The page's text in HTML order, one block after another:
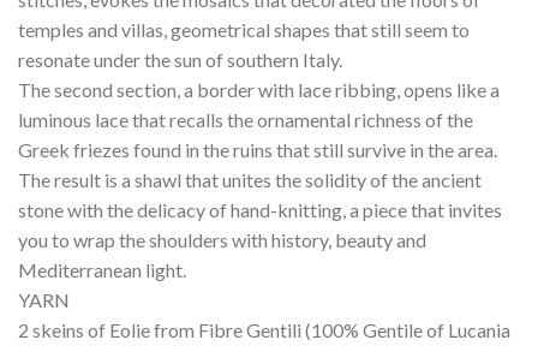
temples and villas, geometrical shapes that still seem to
resonate under the sun of southern Italy.
The second section, a border with lace ribbing, opens like a
luminous lace that recalls the ornamental richness of the
Greek friezes found in the ruins that still survive in the area.
The result is a shawl that unites the solidity of the ancient
stone with the delicacy of hand-knitting, a piece that invites
you to wrap the shoulders with history, beauty and
Mediterranean light.
YARN
2 skeins of Eolie from Fibre Gentili (100% Gentile of Lucania